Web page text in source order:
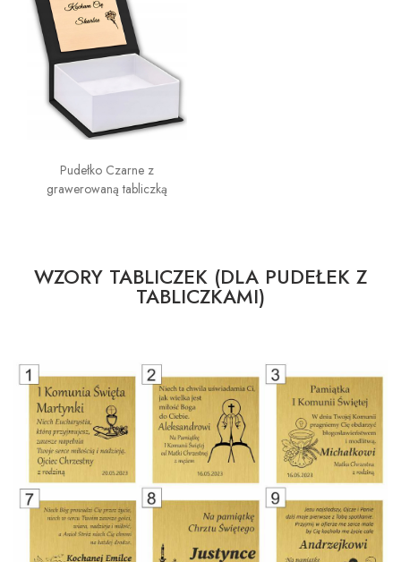
Pudełko Czarne z
grawerowaną tabliczką
WZORY TABLICZEK (DLA PUDEŁEK Z
TABLICZKAMI)